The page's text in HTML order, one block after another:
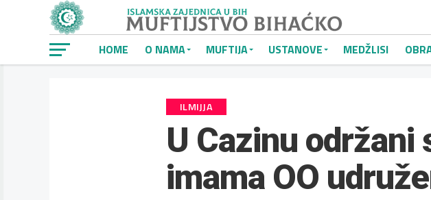
HOME O NAMA MUFTIJA USTANOVE MEDŽLISI
ILMIJJA
U Cazinu
imama OO